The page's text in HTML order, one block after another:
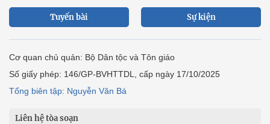
Tuyến bài Sự kiện
Cơ quan chủ quản: Bộ Dân tộc và Tôn giáo
Số giấy phép: 146/GP-BVHTTDL, cấp ngày 17/10/2025
Tổng biên tập: Nguyễn Văn Bá
Liên hệ tòa soạn